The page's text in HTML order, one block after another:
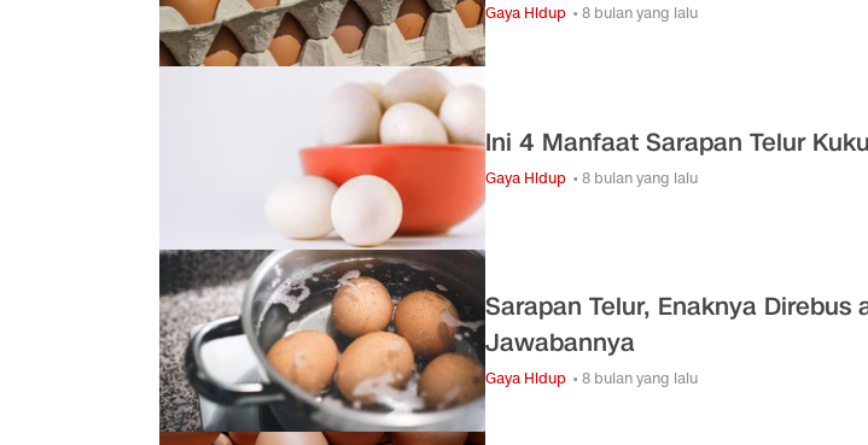
Gaya Hidup • 8 bulan yang lalu
Ini 4 Manfaat Sarapan Telur
Gaya Hidup • 8 bulan yang lalu
Sarapan Telur, Enaknya Direbus
Jawabannya
Gaya Hidup • 8 bulan yang lalu